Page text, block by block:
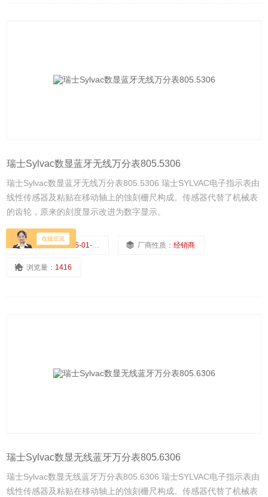
瑞士Sylvac数显蓝牙无线万分表805.5306
瑞士Sylvac数显蓝牙无线万分表805.5306 瑞士SYLVAC电子指示表由
线性传感器及粘贴在移动轴上的蚀刻栅尺构成。传感器代替了机械表
的齿轮，原来的刻度显示改进为数字显示。
更新日期：2025-01-14 厂商性质：经销商
浏览量： 1416
瑞士Sylvac数显无线蓝牙万分表805.6306
瑞士Sylvac数显无线蓝牙万分表805.6306 瑞士SYLVAC电子指示表由
线性传感器及粘贴在移动轴上的蚀刻栅尺构成。传感器代替了机械表